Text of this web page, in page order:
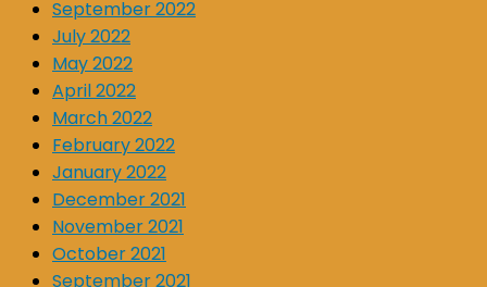
September 2022
July 2022
May 2022
April 2022
March 2022
February 2022
January 2022
December 2021
November 2021
October 2021
September 2021